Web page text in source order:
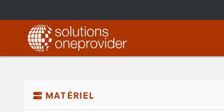
MATÉRIEL